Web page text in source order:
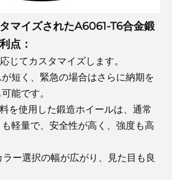
マイズされたA6061-T6合金鍛
点：
じてカスタマイズします。
短く、緊急の場合はさらに納期を
能です。
を使用した鍛造ホイールは、通常
軽量で、安全性が高く、強度も高
ー選択の幅が広がり、見た目も良